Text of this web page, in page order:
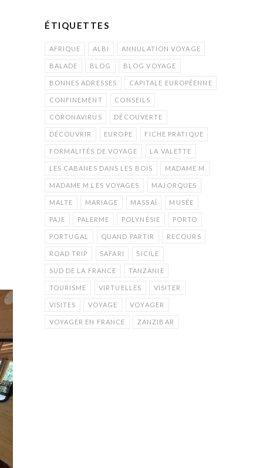
ÉTIQUETTES
AFRIQUE ALBI ANNULATION VOYAGE
BALADE BLOG BLOG VOYAGE
BONNES ADRESSES CAPITALE EUROPÉENNE
CONFINEMENT CONSEILS
CORONAVIRUS DÉCOUVERTE
DÉCOUVRIR EUROPE FICHE PRATIQUE
FORMALITÉS DE VOYAGE LA VALETTE
LES CABANES DANS LES BOIS MADAME M
MADAME M LES VOYAGES MAJORQUES
MALTE MARIAGE MASSAÏ MUSÉE
PAJE PALERME POLYNÉSIE PORTO
PORTUGAL QUAND PARTIR RECOURS
ROAD TRIP SAFARI SICILE
SUD DE LA FRANCE TANZANIE
TOURISME VIRTUELLES VISITER
VISITES VOYAGE VOYAGER
VOYAGER EN FRANCE ZANZIBAR